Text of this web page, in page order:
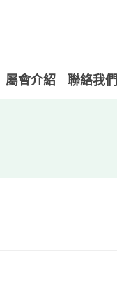
屬會介紹 聯絡我們